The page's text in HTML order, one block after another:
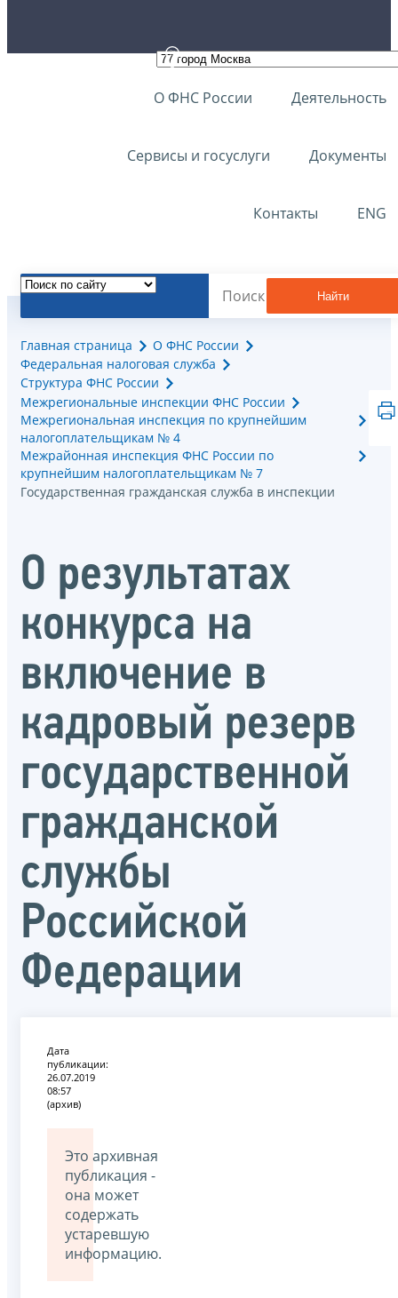
О ФНС России Деятельность
Сервисы и госуслуги Документы
Контакты ENG
Найти
Главная страница
О ФНС России
Федеральная налоговая служба
Структура ФНС России
Межрегиональные инспекции ФНС России
Межрегиональная инспекция по крупнейшим
налогоплательщикам № 4
Межрайонная инспекция ФНС России по
крупнейшим налогоплательщикам № 7
Государственная гражданская служба в инспекции
О результатах
конкурса на
включение в
кадровый резерв
государственной
гражданской
службы
Российской
Федерации
Дата
публикации:
26.07.2019
08:57
(архив)
Это архивная
публикация -
она может
содержать
устаревшую
информацию.